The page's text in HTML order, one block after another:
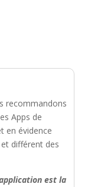
recommandons
Apps de
en évidence
différent des
est la